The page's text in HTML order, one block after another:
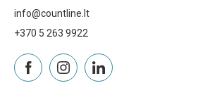
info@countline.lt
+370 5 263 9922